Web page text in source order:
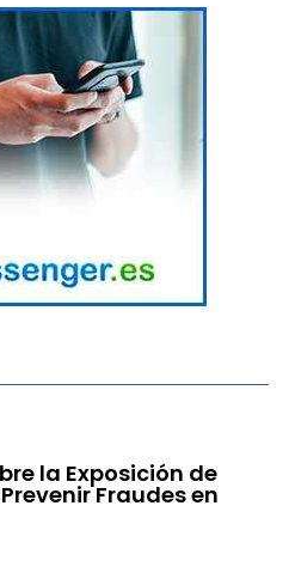
la Exposición de
Fraudes en